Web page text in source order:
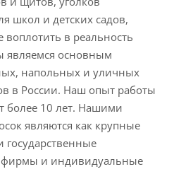
школ и детских садов,
в реальность
основным
напольных и уличных
в России. Наш опыт работы
более 10 лет. Нашими
являются как крупные
и индивидуальные